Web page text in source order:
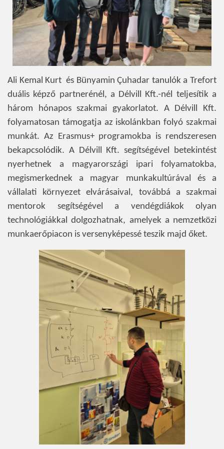
Ali Kemal Kurt és Bünyamin Çuhadar tanulók a Trefort
duális képző partnerénél, a Délvill Kft.-nél teljesítik a
három hónapos szakmai gyakorlatot. A Délvill Kft.
folyamatosan támogatja az iskolánkban folyó szakmai
munkát. Az Erasmus+ programokba is rendszeresen
bekapcsolódik. A Délvill Kft. segítségével betekintést
nyerhetnek a magyarországi ipari folyamatokba,
megismerkednek a magyar munkakultúrával és a
vállalati környezet elvárásaival, továbbá a szakmai
mentorok segítségével a vendégdiákok olyan
technológiákkal dolgozhatnak, amelyek a nemzetközi
munkaerőpiacon is versenyképessé teszik majd őket.